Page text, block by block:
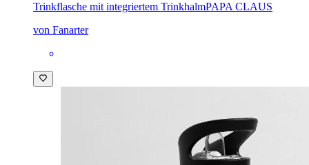
Trinkflasche mit integriertem TrinkhalmPAPA CLAUS
von Fanarter